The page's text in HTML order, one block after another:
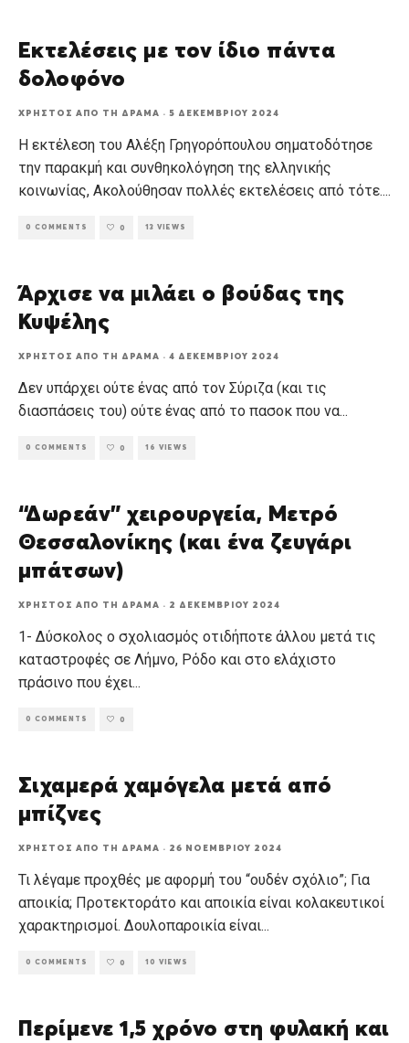
Εκτελέσεις με τον ίδιο πάντα
δολοφόνο
ΧΡΉΣΤΟΣ ΑΠΌ ΤΗ ΔΡΆΜΑ · 5 ΔΕΚΕΜΒΡΊΟΥ 2024
Η εκτέλεση του Αλέξη Γρηγορόπουλου σηματοδότησε
την παρακμή και συνθηκολόγηση της ελληνικής
κοινωνίας, Ακολούθησαν πολλές εκτελέσεις από τότε....
0 COMMENTS 0 13 VIEWS
Άρχισε να μιλάει ο βούδας της
Κυψέλης
ΧΡΉΣΤΟΣ ΑΠΌ ΤΗ ΔΡΆΜΑ · 4 ΔΕΚΕΜΒΡΊΟΥ 2024
Δεν υπάρχει ούτε ένας από τον Σύριζα (και τις
διασπάσεις του) ούτε ένας από το πασοκ που να...
0 COMMENTS 0 16 VIEWS
“Δωρεάν” χειρουργεία, Μετρό
Θεσσαλονίκης (και ένα ζευγάρι
μπάτσων)
ΧΡΉΣΤΟΣ ΑΠΌ ΤΗ ΔΡΆΜΑ · 2 ΔΕΚΕΜΒΡΊΟΥ 2024
1- Δύσκολος ο σχολιασμός οτιδήποτε άλλου μετά τις
καταστροφές σε Λήμνο, Ρόδο και στο ελάχιστο
πράσινο που έχει...
0 COMMENTS 0
Σιχαμερά χαμόγελα μετά από
μπίζνες
ΧΡΉΣΤΟΣ ΑΠΌ ΤΗ ΔΡΆΜΑ · 26 ΝΟΕΜΒΡΊΟΥ 2024
Τι λέγαμε προχθές με αφορμή του “ουδέν σχόλιο”; Για
αποικία; Προτεκτοράτο και αποικία είναι κολακευτικοί
χαρακτηρισμοί. Δουλοπαροικία είναι...
0 COMMENTS 0 10 VIEWS
Περίμενε 1,5 χρόνο στη φυλακή και